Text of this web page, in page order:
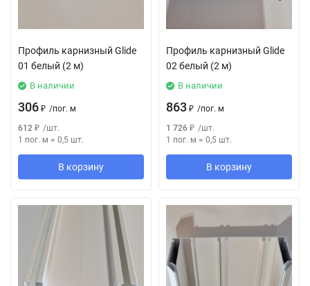
Профиль карнизный Glide
01 белый (2 м)
В наличии
306 ₽ /пог. м
612 ₽ /шт.
1 пог. м = 0,5 шт.
В корзину
Профиль карнизный Glide
02 белый (2 м)
В наличии
863 ₽ /пог. м
1 726 ₽ /шт.
1 пог. м = 0,5 шт.
В корзину